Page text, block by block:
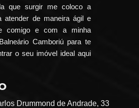
que surgir me coloco a
atender de maneira ágil e
comigo e com a minha
Camboriú para te
o seu imóvel ideal aqui
Drummond de Andrade, 33